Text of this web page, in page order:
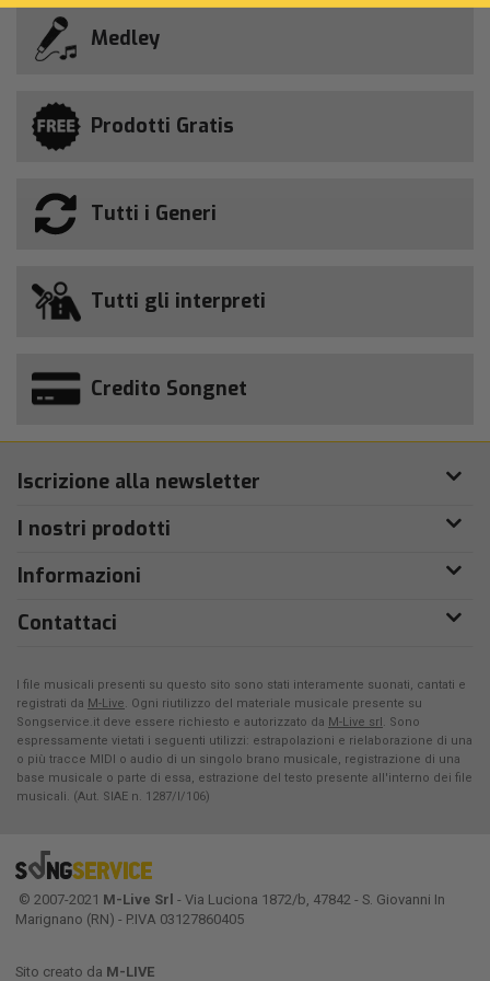
Medley
Prodotti Gratis
Tutti i Generi
Tutti gli interpreti
Credito Songnet
Iscrizione alla newsletter
I nostri prodotti
Informazioni
Contattaci
I file musicali presenti su questo sito sono stati interamente suonati, cantati e
registrati da M-Live. Ogni riutilizzo del materiale musicale presente su
Songservice.it deve essere richiesto e autorizzato da M-Live srl. Sono
espressamente vietati i seguenti utilizzi: estrapolazioni e rielaborazione di una
o più tracce MIDI o audio di un singolo brano musicale, registrazione di una
base musicale o parte di essa, estrazione del testo presente all'interno dei file
musicali. (Aut. SIAE n. 1287/I/106)
© 2007-2021 M-Live Srl - Via Luciona 1872/b, 47842 - S. Giovanni In
Marignano (RN) - P.IVA 03127860405
Sito creato da M-LIVE